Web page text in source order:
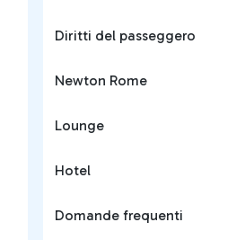
Diritti del passeggero
Newton Rome
Lounge
Hotel
Domande frequenti